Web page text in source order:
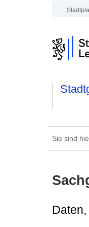
Sie sind